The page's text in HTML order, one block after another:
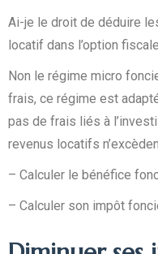
Ai-je le droit de déduire
locatif dans l’option
Non le régime micro
frais, ce régime est
pas de frais liés à
revenus locatifs
– Calculer le bénéfice
– Calculer son impôt